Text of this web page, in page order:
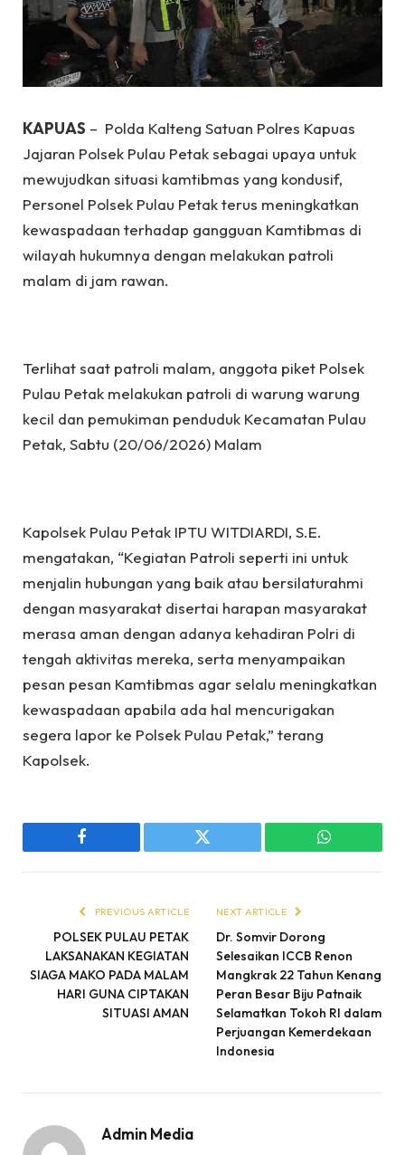
KAPUAS – Polda Kalteng Satuan Polres Kapuas
Jajaran Polsek Pulau Petak sebagai upaya untuk
mewujudkan situasi kamtibmas yang kondusif,
Personel Polsek Pulau Petak terus meningkatkan
kewaspadaan terhadap gangguan Kamtibmas di
wilayah hukumnya dengan melakukan patroli
malam di jam rawan.
Terlihat saat patroli malam, anggota piket Polsek
Pulau Petak melakukan patroli di warung warung
kecil dan pemukiman penduduk Kecamatan Pulau
Petak, Sabtu (20/06/2026) Malam
Kapolsek Pulau Petak IPTU WITDIARDI, S.E.
mengatakan, “Kegiatan Patroli seperti ini untuk
menjalin hubungan yang baik atau bersilaturahmi
dengan masyarakat disertai harapan masyarakat
merasa aman dengan adanya kehadiran Polri di
tengah aktivitas mereka, serta menyampaikan
pesan pesan Kamtibmas agar selalu meningkatkan
kewaspadaan apabila ada hal mencurigakan
segera lapor ke Polsek Pulau Petak,” terang
Kapolsek.
Facebook Twitter WhatsApp
PREVIOUS ARTICLE
POLSEK PULAU PETAK
LAKSANAKAN KEGIATAN
SIAGA MAKO PADA MALAM
HARI GUNA CIPTAKAN
SITUASI AMAN
NEXT ARTICLE
Dr. Somvir Dorong
Selesaikan ICCB Renon
Mangkrak 22 Tahun Kenang
Peran Besar Biju Patnaik
Selamatkan Tokoh RI dalam
Perjuangan Kemerdekaan
Indonesia
Admin Media